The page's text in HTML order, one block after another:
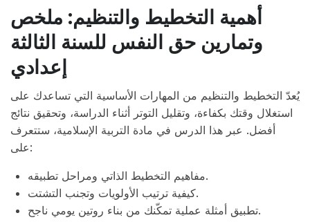
أهمية التخطيط والتنظيم: ملخص
وتمارين حق النفس للسنة الثالثة
إعدادي
يُعدّ التخطيط والتنظيم من المهارات الأساسية التي تساعدك على
استغلال وقتك بكفاءة، وتقليل التوتر أثناء الدراسة، وتحقيق نتائج
أفضل. عبر هذا الدرس في مادة التربية الإسلامية، ستتعرف
على:
مفاهيم التخطيط الذاتي ومراحل تطبيقه.
كيفية ترتيب الأولويات وتجنب التشتت.
تطبيق أمثلة عملية تمكّنك من بناء روتين يومي ناجح.